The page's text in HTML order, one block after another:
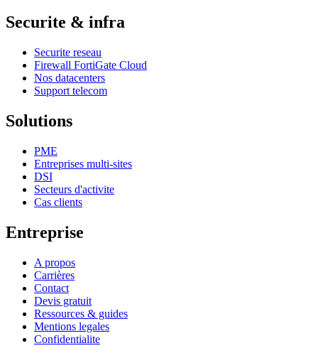
Securite & infra
Securite reseau
Firewall FortiGate Cloud
Nos datacenters
Support telecom
Solutions
PME
Entreprises multi-sites
DSI
Secteurs d'activite
Cas clients
Entreprise
A propos
Carrières
Contact
Devis gratuit
Ressources & guides
Mentions legales
Confidentialite